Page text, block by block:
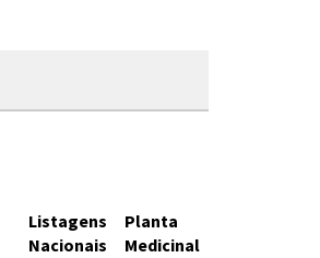
Listagens
Nacionais
Planta
Medicinal